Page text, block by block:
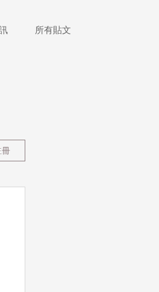
所有貼文